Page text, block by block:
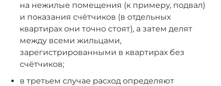
на нежилые помещения (к примеру, подвал)
и показания счётчиков (в отдельных
квартирах они точно стоят), а затем делят
между всеми жильцами,
зарегистрированными в квартирах без
счётчиков;
в третьем случае расход определяют